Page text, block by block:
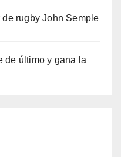
rugby John Semple
de último y gana la